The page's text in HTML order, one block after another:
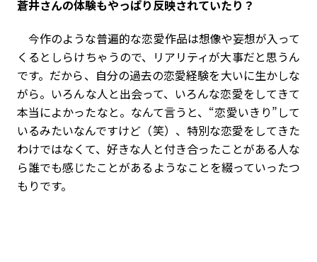
――蒼井さんの体験もやっぱり反映されていたり？
今作のような普遍的な恋愛作品は想像や妄想が入って
くるとしらけちゃうので、リアリティが大事だと思うん
です。だから、自分の過去の恋愛経験を大いに生かしな
がら。いろんな人と出会って、いろんな恋愛をしてきて
本当によかったなと。なんて言うと、“恋愛いきり”して
いるみたいなんですけど（笑）、特別な恋愛をしてきた
わけではなくて、好きな人と付き合ったことがある人な
ら誰でも感じたことがあるようなことを綴っていったつ
もりです。